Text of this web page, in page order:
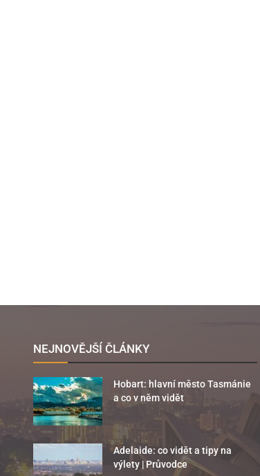
NEJNOVĚJŠÍ ČLÁNKY
Hobart: hlavní město Tasmánie
a co v něm vidět
Adelaide: co vidět a tipy na
výlety | Průvodce